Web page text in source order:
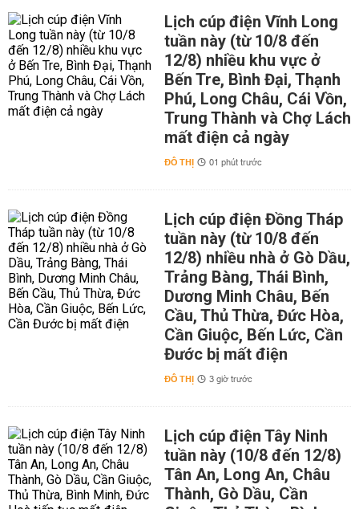
Lịch cúp điện Vĩnh Long
tuần này (từ 10/8 đến
12/8) nhiều khu vực ở
Bến Tre, Bình Đại, Thạnh
Phú, Long Châu, Cái Vồn,
Trung Thành và Chợ Lách
mất điện cả ngày
ĐÔ THỊ 01 phút trước
Lịch cúp điện Đồng Tháp
tuần này (từ 10/8 đến
12/8) nhiều nhà ở Gò Dầu,
Trảng Bàng, Thái Bình,
Dương Minh Châu, Bến
Cầu, Thủ Thừa, Đức Hòa,
Cần Giuộc, Bến Lức, Cần
Đước bị mất điện
ĐÔ THỊ 3 giờ trước
Lịch cúp điện Tây Ninh
tuần này (10/8 đến 12/8)
Tân An, Long An, Châu
Thành, Gò Dầu, Cần